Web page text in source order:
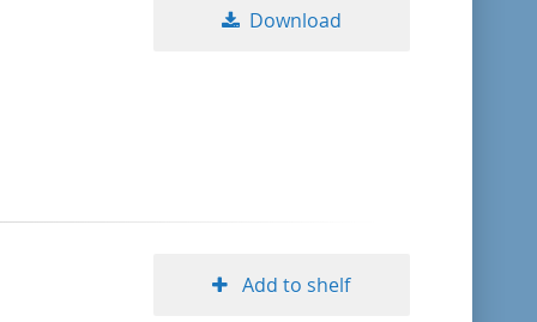
Download
Add to shelf